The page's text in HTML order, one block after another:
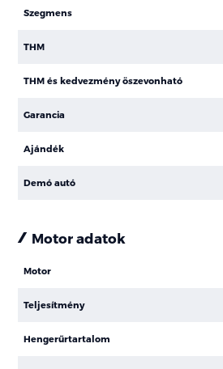
Szegmens
THM
THM és kedvezmény öszevonható
Garancia
Ajándék
Demó autó
Motor adatok
Motor
Teljesítmény
Hengerűrtartalom